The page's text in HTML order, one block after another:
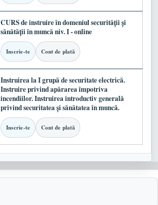
CURS de instruire în domeniul securității și
sănătății în muncă niv. I - online
Inscrie-te Cont de plată
Instruirea la I grupă de securitate electrică.
Instruire privind apărarea împotriva
incendiilor. Instruirea introductiv generală
privind securitatea și sănătatea în muncă.
Inscrie-te Cont de plată